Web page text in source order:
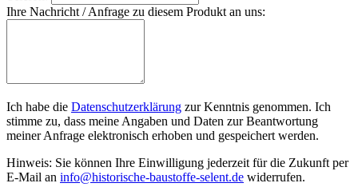
Ihre Nachricht / Anfrage zu diesem Produkt an uns:
Ich habe die Datenschutzerklärung zur Kenntnis genommen. Ich
stimme zu, dass meine Angaben und Daten zur Beantwortung
meiner Anfrage elektronisch erhoben und gespeichert werden.
Hinweis: Sie können Ihre Einwilligung jederzeit für die Zukunft per
E-Mail an info@historische-baustoffe-selent.de widerrufen.